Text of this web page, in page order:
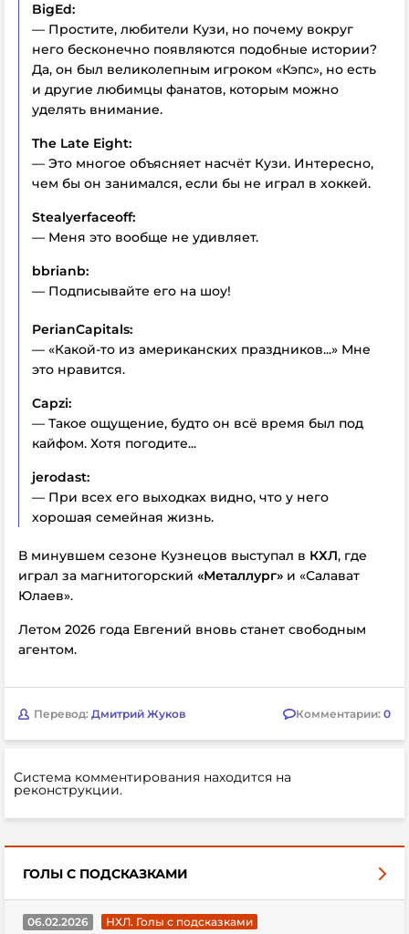
BigEd:
— Простите, любители Кузи, но почему вокруг
него бесконечно появляются подобные истории?
Да, он был великолепным игроком «Кэпс», но есть
и другие любимцы фанатов, которым можно
уделять внимание.
The Late Eight:
— Это многое объясняет насчёт Кузи. Интересно,
чем бы он занимался, если бы не играл в хоккей.
Stealyerfaceoff:
— Меня это вообще не удивляет.
bbrianb:
— Подписывайте его на шоу!
PerianCapitals:
— «Какой-то из американских праздников...» Мне
это нравится.
Capzi:
— Такое ощущение, будто он всё время был под
кайфом. Хотя погодите...
jerodast:
— При всех его выходках видно, что у него
хорошая семейная жизнь.
В минувшем сезоне Кузнецов выступал в КХЛ, где
играл за магнитогорский «Металлург» и «Салават
Юлаев».
Летом 2026 года Евгений вновь станет свободным
агентом.
Перевод: Дмитрий Жуков Комментарии: 0
Система комментирования находится на
реконструкции.
ГОЛЫ С ПОДСКАЗКАМИ
06.02.2026
НХЛ. Голы с подсказками